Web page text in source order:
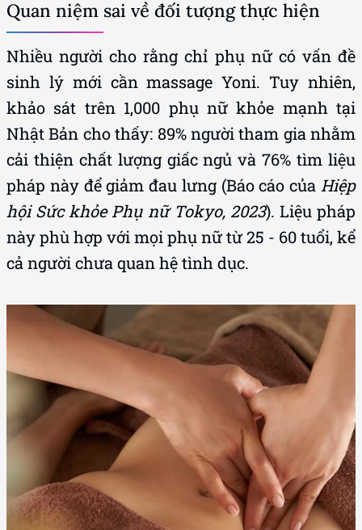
Quan niệm sai về đối tượng thực hiện
Nhiều người cho rằng chỉ phụ nữ có vấn đề
sinh lý mới cần massage Yoni. Tuy nhiên,
khảo sát trên 1,000 phụ nữ khỏe mạnh tại
Nhật Bản cho thấy: 89% người tham gia nhằm
cải thiện chất lượng giấc ngủ và 76% tìm liệu
pháp này để giảm đau lưng (Báo cáo của Hiệp
hội Sức khỏe Phụ nữ Tokyo, 2023). Liệu pháp
này phù hợp với mọi phụ nữ từ 25 - 60 tuổi, kể
cả người chưa quan hệ tình dục.